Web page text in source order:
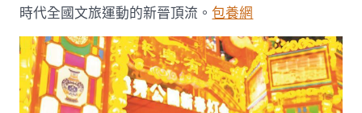
時代全國文旅運動的新晉頂流。包養網